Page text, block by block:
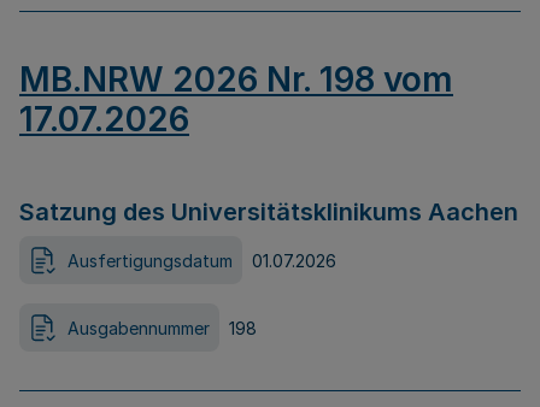
MB.NRW 2026 Nr. 198 vom
17.07.2026
Satzung des Universitätsklinikums Aachen
Ausfertigungsdatum 01.07.2026
Ausgabennummer 198